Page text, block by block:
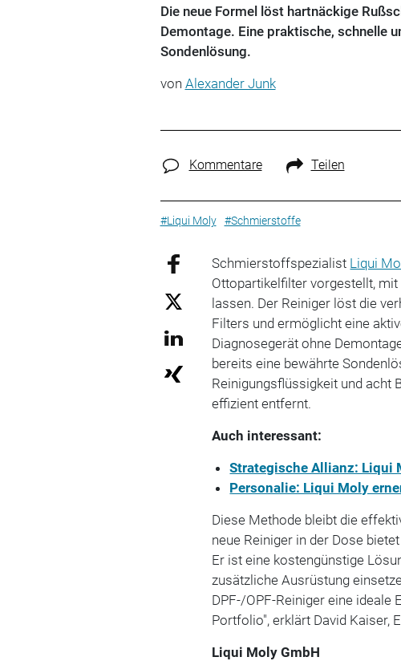
Die neue Formel löst hartnäckige
Demontage. Eine praktische, schnelle
Sondenlösung.
von Alexander Junk
Kommentare Teilen
#Liqui Moly #Schmierstoffe
Schmierstoffspezialist Liqui
Ottopartikelfilter vorgestellt,
lassen. Der Reiniger löst die
Filters und ermöglicht eine
Diagnosegerät ohne
bereits eine bewährte
Reinigungsflüssigkeit und acht
effizient entfernt.
Auch interessant:
Strategische Allianz: Liqui
Personalie: Liqui Moly
Diese Methode bleibt die
neue Reiniger in der Dose
Er ist eine kostengünstige
zusätzliche Ausrüstung
DPF-/OPF-Reiniger eine ideale
Portfolio", erklärt David Kaiser,
Liqui Moly GmbH